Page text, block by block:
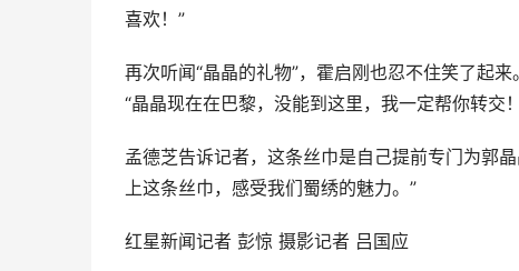
喜欢！”
再次听闻“晶晶的礼物”，霍启刚也忍不住笑了起
“晶晶现在在巴黎，没能到这里，我一定帮你转交
孟德芝告诉记者，这条丝巾是自己提前专门为郭
上这条丝巾，感受我们蜀绣的魅力。”
红星新闻记者 彭惊 摄影记者 吕国应